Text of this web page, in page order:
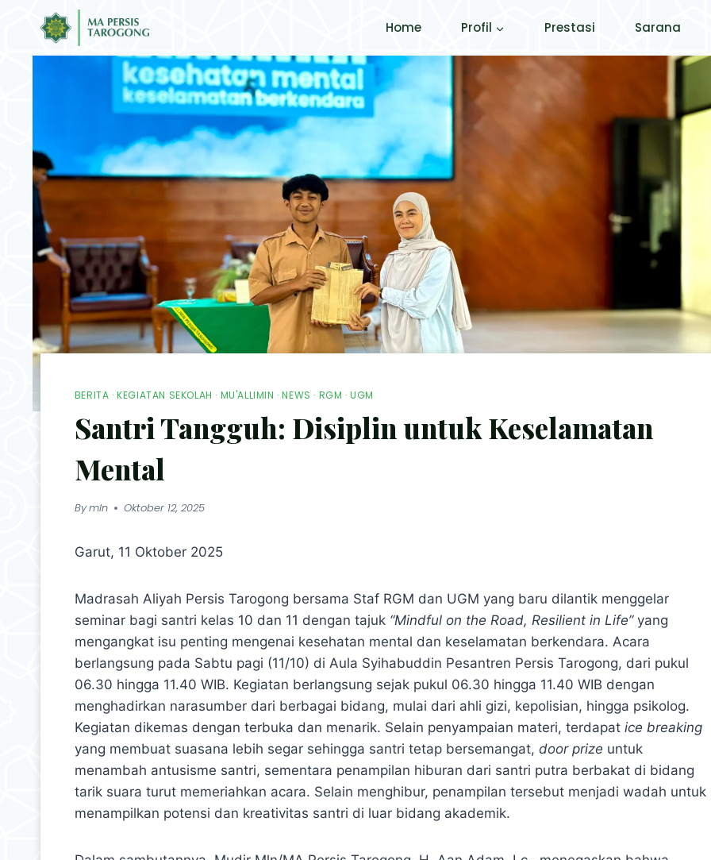
Home Profil Prestasi Sarana
BERITA ·KEGIATAN SEKOLAH · MU'ALLIMIN ·NEWS · RGM ·UGM
Santri Tangguh: Disiplin untuk Keselamatan
Mental
Bymln Oktober 12, 2025
Garut, 11 Oktober 2025
Madrasah Aliyah Persis Tarogong bersama Staf RGM dan UGM yang baru dilantik menggelar
seminar bagi santri kelas 10 dan 11 dengan tajuk “Mindful on the Road, Resilient in Life”yang
mengangkat isu penting mengenai kesehatan mental dan keselamatan berkendara. Acara
berlangsung pada Sabtu pagi (11/10) di Aula Syihabuddin Pesantren Persis Tarogong, dari pukul
06.30 hingga 11.40 WIB. Kegiatan berlangsung sejak pukul 06.30 hingga 11.40 WIB dengan
menghadirkan narasumber dari berbagai bidang, mulai dari ahli gizi, kepolisian, hingga psikolog.
Kegiatan dikemas dengan terbuka dan menarik. Selain penyampaian materi, terdapat ice breaking
yang membuat suasana lebih segar sehingga santri tetap bersemangat, door prize untuk
menambah antusisme santri, sementara penampilan hiburan dari santri putra berbakat di bidang
tarik suara turut memeriahkan acara. Selain menghibur, penampilan tersebut menjadi wadah untuk
menampilkan potensi dan kreativitas santri di luar bidang akademik.